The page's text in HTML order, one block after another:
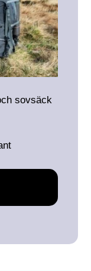
sovsäck